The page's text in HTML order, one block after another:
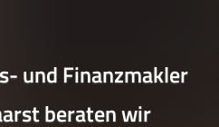
und Finanzmakler
beraten wir